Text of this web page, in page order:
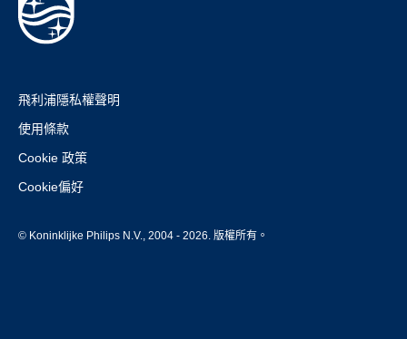
飛利浦隱私權聲明
使用條款
Cookie 政策
Cookie偏好
© Koninklijke Philips N.V., 2004 - 2026. 版權所有。